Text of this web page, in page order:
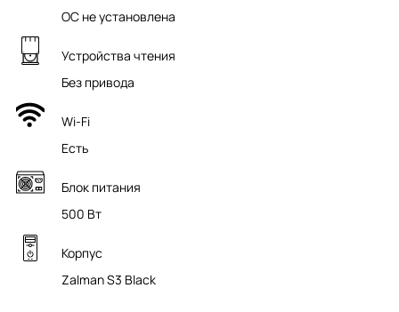
ОС не установлена
Устройства чтения
Без привода
Wi-Fi
Есть
Блок питания
500 Вт
Корпус
Zalman S3 Black